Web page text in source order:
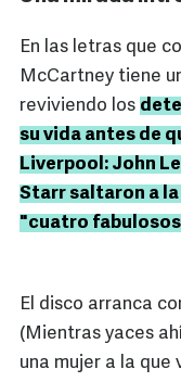
En las letras que
McCartney tiene
reviviendo los
su vida antes de
Liverpool: John
Starr saltaron a
"cuatro
El disco arranca
(Mientras yaces
una mujer a la que